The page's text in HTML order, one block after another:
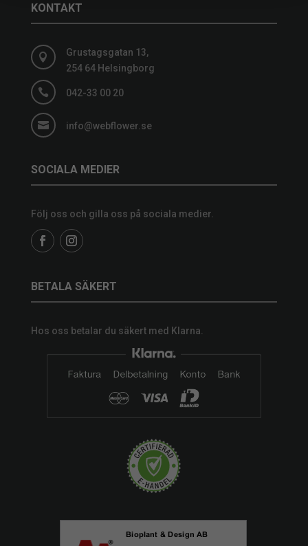
KONTAKT

Grustagsgatan 13,
254 64 Helsingborg
 042-33 00 20
 info@webflower.se
SOCIALA MEDIER
Följ oss och gilla oss på sociala medier.
BETALA SÄKERT
Hos oss betalar du säkert med Klarna.